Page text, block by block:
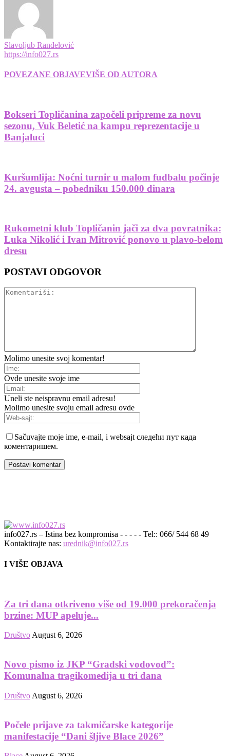
Slavoljub Ranđelović
https://info027.rs
POVEZANE OBJAVEVIŠE OD AUTORA
Bokseri Topličanina započeli pripreme za novu
sezonu, Vuk Beletić na kampu reprezentacije u
Banjaluci
Kuršumlija: Noćni turnir u malom fudbalu počinje
24. avgusta – pobedniku 150.000 dinara
Rukometni klub Topličanin jači za dva povratnika:
Luka Nikolić i Ivan Mitrović ponovo u plavo-belom
dresu
POSTAVI ODGOVOR
Molimo unesite svoj komentar!
Ovde unesite svoje ime
Uneli ste neispravnu email adresu!
Molimo unesite svoju email adresu ovde
Sačuvajte moje ime, e-mail, i websajt следећи пут када
коментаришем.
info027.rs – Istina bez kompromisa - - - - - Tel:: 066/ 544 68 49
Kontaktirajte nas: urednik@info027.rs
I VIŠE OBJAVA
Za tri dana otkriveno više od 19.000 prekoračenja
brzine: MUP apeluje...
Društvo August 6, 2026
Novo pismo iz JKP “Gradski vodovod”:
Komunalna tragikomedija u tri dana
Društvo August 6, 2026
Počele prijave za takmičarske kategorije
manifestacije “Dani šljive Blace 2026”